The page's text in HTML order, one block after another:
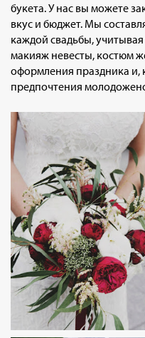
букета. У нас вы можете
вкус и бюджет. Мы
каждой свадьбы,
макияж невесты, костюм
оформления праздника и,
предпочтения